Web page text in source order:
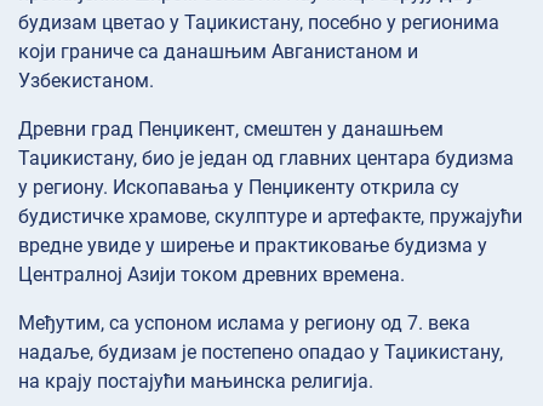
будизам цветао у Таџикистану, посебно у регионима
који граниче са данашњим Авганистаном и
Узбекистаном.
Древни град Пенџикент, смештен у данашњем
Таџикистану, био је један од главних центара будизма
у региону. Ископавања у Пенџикенту открила су
будистичке храмове, скулптуре и артефакте, пружајући
вредне увиде у ширење и практиковање будизма у
Централној Азији током древних времена.
Међутим, са успоном ислама у региону од 7. века
надаље, будизам је постепено опадао у Таџикистану,
на крају постајући мањинска религија.